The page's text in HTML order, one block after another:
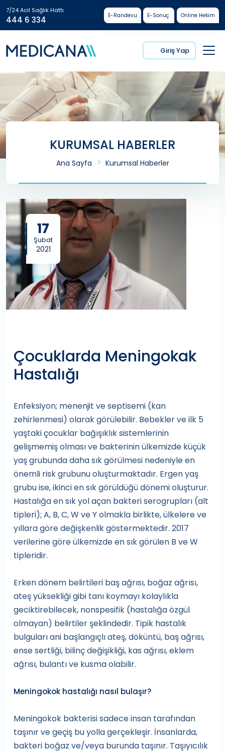
7/24 Acil Sağlık Hattı
444 6 334 E-Randevu E-Sonuç Online Hekim
Giriş Yap
KURUMSAL HABERLER
Ana Sayfa Kurumsal Haberler
17
Şubat
2021
Çocuklarda Meningokak
Hastalığı
Enfeksiyon; menenjit ve septisemi (kan
zehirlenmesi) olarak görülebilir. Bebekler ve ilk 5
yaştaki çocuklar bağışıklık sistemlerinin
gelişmemiş olması ve bakterinin ülkemizde küçük
yaş grubunda daha sık görülmesi nedeniyle en
önemli risk grubunu oluşturmaktadır. Ergen yaş
grubu ise, ikinci en sık görüldüğü dönemi oluşturur.
Hastalığa en sık yol açan bakteri serogrupları (alt
tipleri); A, B, C, W ve Y olmakla birlikte, ülkelere ve
yıllara göre değişkenlik göstermektedir. 2017
verilerine göre ülkemizde en sık görülen B ve W
tipleridir.
Erken dönem belirtileri baş ağrısı, boğaz ağrısı,
ateş yüksekliği gibi tanı koymayı kolaylıkla
geciktirebilecek, nonspesifik (hastalığa özgül
olmayan) belirtiler şeklindedir. Tipik hastalık
bulguları ani başlangıçlı ateş, döküntü, baş ağrısı,
ense sertliği, bilinç değişikliği, kas ağrısı, eklem
ağrısı, bulantı ve kusma olabilir.
Meningokok hastalığı nasıl bulaşır?
Meningokok bakterisi sadece insan tarafından
taşınır ve geçiş bu yolla gerçekleşir. İnsanlarda,
bakteri boğaz ve/veya burunda taşınır. Taşıyıcılık